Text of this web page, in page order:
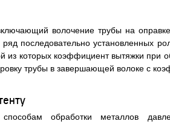
волочение трубы на
последовательно установленных
из которых коэффициент вытяжки при
трубы в завершающей волоке с
обработки металлов